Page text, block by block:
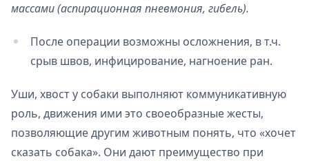
массами (аспирационная пневмония, гибель).
После операции возможны осложнения, в т.ч.
срыв швов, инфицирование, нагноение ран.
Уши, хвост у собаки выполняют коммуникативную
роль, движения ими это своеобразные жесты,
позволяющие другим животным понять, что «хочет
сказать собака». Они дают преимущество при